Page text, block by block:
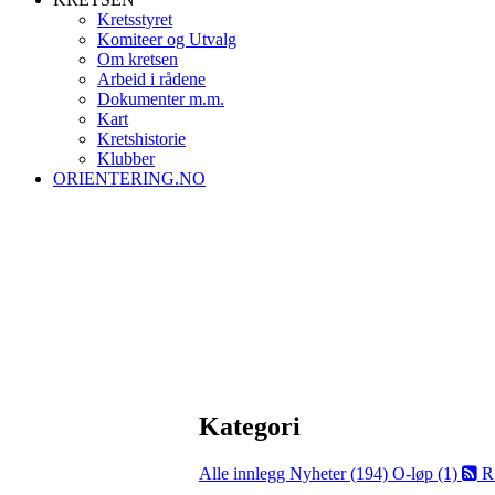
Kretsstyret
Komiteer og Utvalg
Om kretsen
Arbeid i rådene
Dokumenter m.m.
Kart
Kretshistorie
Klubber
ORIENTERING.NO
Kategori
Alle innlegg Nyheter (194) O-løp (1)